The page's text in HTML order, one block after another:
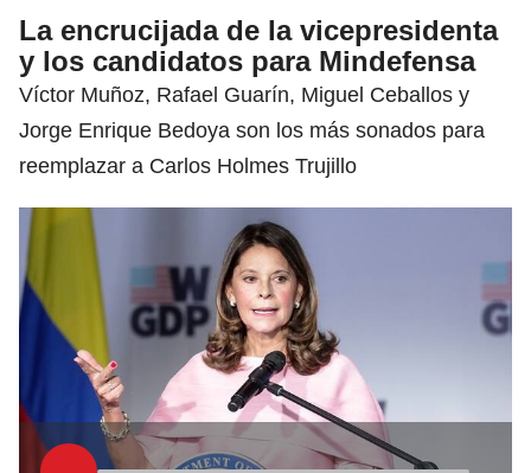
La encrucijada de la vicepresidenta
y los candidatos para Mindefensa
Víctor Muñoz, Rafael Guarín, Miguel Ceballos y
Jorge Enrique Bedoya son los más sonados para
reemplazar a Carlos Holmes Trujillo